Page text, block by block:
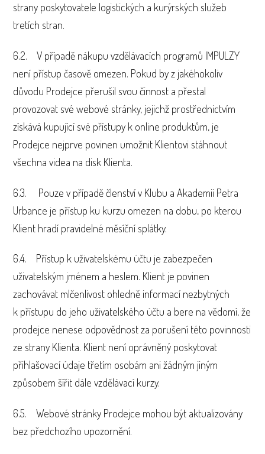
strany poskytovatele logistických a kurýrských služeb
tretích stran.
6.2. V případě nákupu vzdělávacích programů IMPULZY
není přístup časově omezen. Pokud by z jakéhokoliv
důvodu Prodejce přerušil svou činnost a přestal
provozovat své webové stránky, jejichž prostřednictvím
získává kupující své přístupy k online produktům, je
Prodejce nejprve povinen umožnit Klientovi stáhnout
všechna videa na disk Klienta.
6.3. Pouze v případě členství v Klubu a Akademii Petra
Urbance je přístup ku kurzu omezen na dobu, po kterou
Klient hradí pravidelné měsíční splátky.
6.4. Přístup k uživatelskému účtu je zabezpečen
uživatelským jménem a heslem. Klient je povinen
zachovávat mlčenlivost ohledně informací nezbytných
k přístupu do jeho uživatelského účtu a bere na vědomí, že
prodejce nenese odpovědnost za porušení této povinnosti
ze strany Klienta. Klient není oprávněný poskytovat
přihlašovací údaje třetím osobám ani žádným jiným
způsobem šířit dále vzdělávací kurzy.
6.5. Webové stránky Prodejce mohou být aktualizovány
bez předchozího upozornění.